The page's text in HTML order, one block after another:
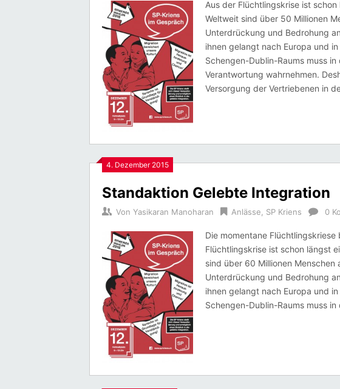
Aus der Flüchtlingskrise ist
Weltweit sind über 50 Millionen
Unterdrückung und Bedrohung
ihnen gelangt nach Europa und
Schengen-Dublin-Raums muss
Verantwortung wahrnehmen.
Versorgung der Vertriebenen in
4. Dezember 2015
Standaktion Gelebte Integration
Von Yasikaran Manoharan Anlässe, SP Kriens 0
Die momentane
Flüchtlingskrise ist schon längst
sind über 60 Millionen
Unterdrückung und Bedrohung
ihnen gelangt nach Europa und
Schengen-Dublin-Raums muss in